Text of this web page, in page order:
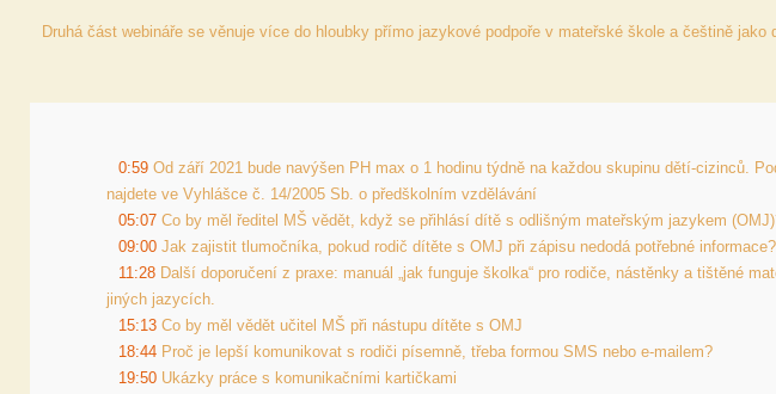
Druhá část webináře se věnuje více do hloubky přímo jazykové podpoře v mateřské škole a češtině jako
0:59 Od září 2021 bude navýšen PH max o 1 hodinu týdně na každou skupinu dětí-cizinců.
05:07
09:00
11:28 Další doporučení z praxe: manuál „jak funguje školka“ pro rodiče, nástěnky a tištěné
15:13
18:44
19:50